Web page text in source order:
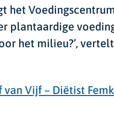
het
plantaardige
het milieu?’, vertelt
Vijf – Diëtist